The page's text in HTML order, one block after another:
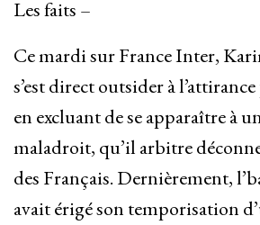
Les faits –
Ce mardi sur France Inter,
s’est direct outsider à
en excluant de se apparaître à
maladroit, qu’il arbitre
des Français. Dernièrement,
avait érigé son temporisation